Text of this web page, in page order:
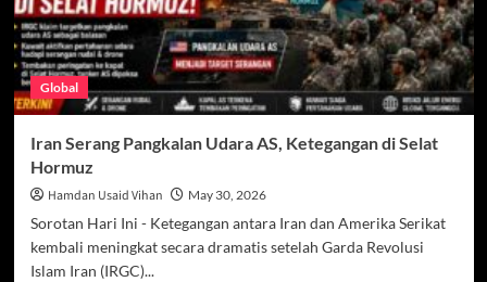
Global
Iran Serang Pangkalan Udara AS, Ketegangan di Selat
Hormuz
Hamdan Usaid Vihan May 30, 2026
Sorotan Hari Ini - Ketegangan antara Iran dan Amerika Serikat
kembali meningkat secara dramatis setelah Garda Revolusi
Islam Iran (IRGC)...